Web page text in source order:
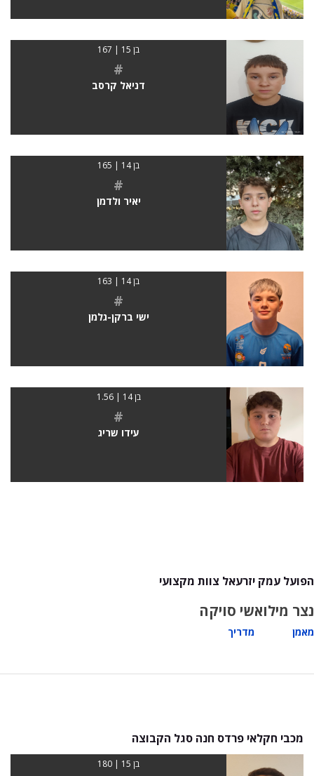
בן 15 | 167
#
דניאל קרסב
בן 14 | 165
#
יאיר ולדמן
בן 14 | 163
#
ישי ברקן-גלמן
בן 14 | 1.56
#
עידו שריג
הפועל עמק יזרעאל צוות מקצועי
נצר מילוא
מאמן
שי סויקה
מדריך
מכבי חקלאי פרדס חנה סגל הקבוצה
בן 15 | 180